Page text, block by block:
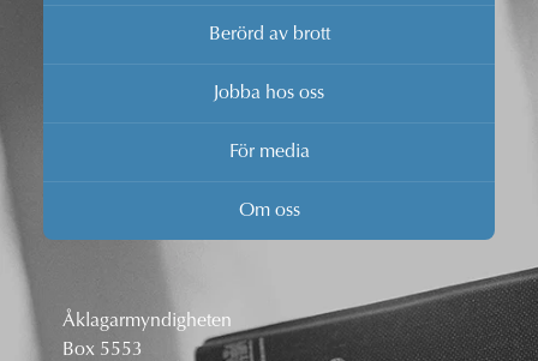
Berörd av brott
Jobba hos oss
För media
Om oss
Åklagarmyndigheten
Box 5553